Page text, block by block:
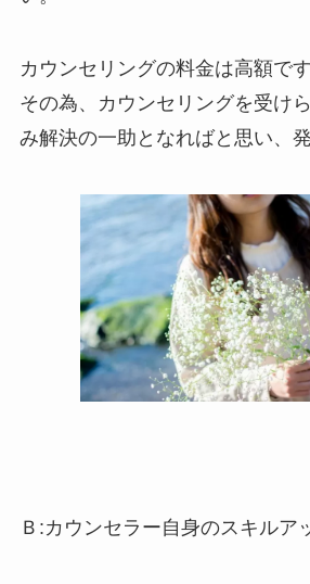
カウンセリングの料金は高額です
その為、カウンセリングを受け
み解決の一助となればと思い、
Ｂ:カウンセラー自身のスキルア